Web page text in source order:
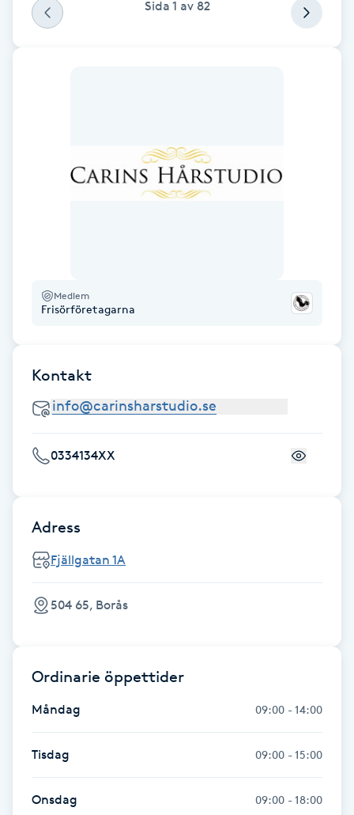
Fotsvamp
Fotvård
Fransar
Fransborttagning
Fransförlängning Volym
Sida 1 av 82
Medlem
Frisörföretagarna
Kontakt
0334134XX
Adress
Fjällgatan 1A
504 65, Borås
Ordinarie öppettider
Måndag 09:00 - 14:00
Tisdag 09:00 - 15:00
Onsdag 09:00 - 18:00